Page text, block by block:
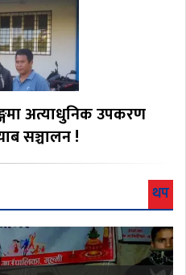
अत्याधुनिक उपकरण
सञ्चालन !
थप